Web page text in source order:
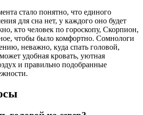
стало понятно, что единого
для сна нет, у каждого оно будет
кто человек по гороскопу, Скорпион,
чтобы было комфортно. Сомнологи
неважно, куда спать головой,
удобная кровать, уютная
и правильно подобранные